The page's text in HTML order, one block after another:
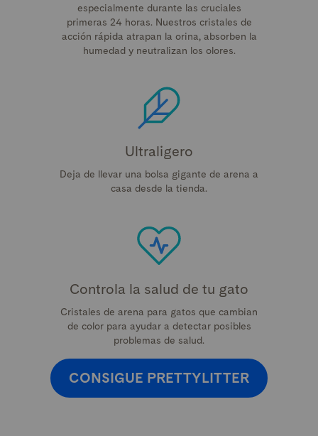
especialmente durante las cruciales
primeras 24 horas. Nuestros cristales de
acción rápida atrapan la orina, absorben la
humedad y neutralizan los olores.
Ultraligero
Deja de llevar una bolsa gigante de arena a
casa desde la tienda.
Controla la salud de tu gato
Cristales de arena para gatos que cambian
de color para ayudar a detectar posibles
problemas de salud.
CONSIGUE PRETTYLITTER